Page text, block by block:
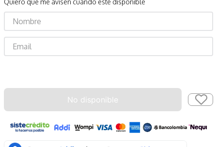
Quiero que me avisen cuando esté disponible
No disponible